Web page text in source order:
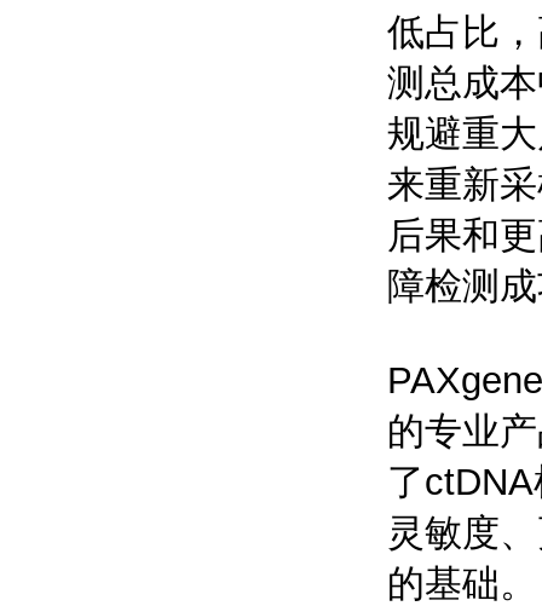
低占比
测总成
规避重
来重新
后果和
障检测
的专业
了
灵敏度
的基础。